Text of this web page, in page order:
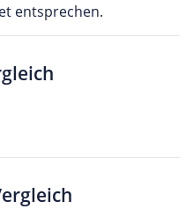
entsprechen.